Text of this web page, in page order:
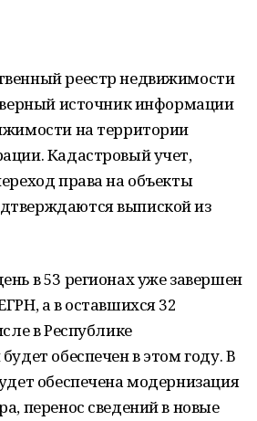
реестр недвижимости
источник информации
на территории
Кадастровый учет,
права на объекты
выпиской из
в 53 регионах уже завершен
а в оставшихся 32
в Республике
обеспечен в этом году. В
обеспечена модернизация
перенос сведений в новые